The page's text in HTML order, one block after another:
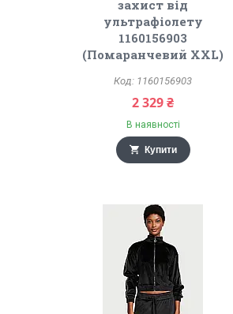
захист від
ультрафіолету
1160156903
(Помаранчевий XXL)
1160156903
2 329 ₴
В наявності
Купити